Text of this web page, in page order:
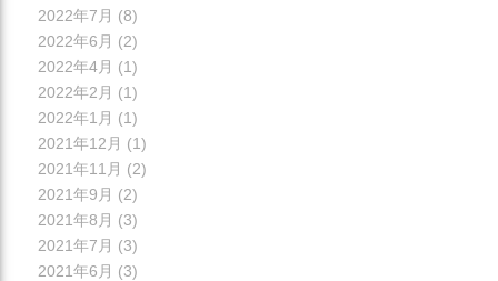
2022年7月 (8)
2022年6月 (2)
2022年4月 (1)
2022年2月 (1)
2022年1月 (1)
2021年12月 (1)
2021年11月 (2)
2021年9月 (2)
2021年8月 (3)
2021年7月 (3)
2021年6月 (3)